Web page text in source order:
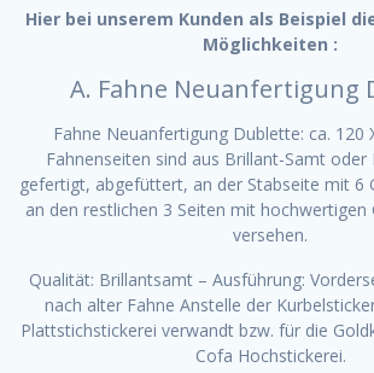
Hier bei unserem Kunden als Beispiel
Möglichkeiten :
A. Fahne Neuanfertigung
Fahne Neuanfertigung Dublette: ca. 120
Fahnenseiten sind aus Brillant-Samt oder
gefertigt, abgefüttert, an der Stabseite mit 6
an den restlichen 3 Seiten mit hochwertigen
versehen.
Qualität: Brillantsamt – Ausführung:
nach alter Fahne Anstelle der
Plattstichstickerei verwandt bzw. für die
Cofa Hochstickerei.